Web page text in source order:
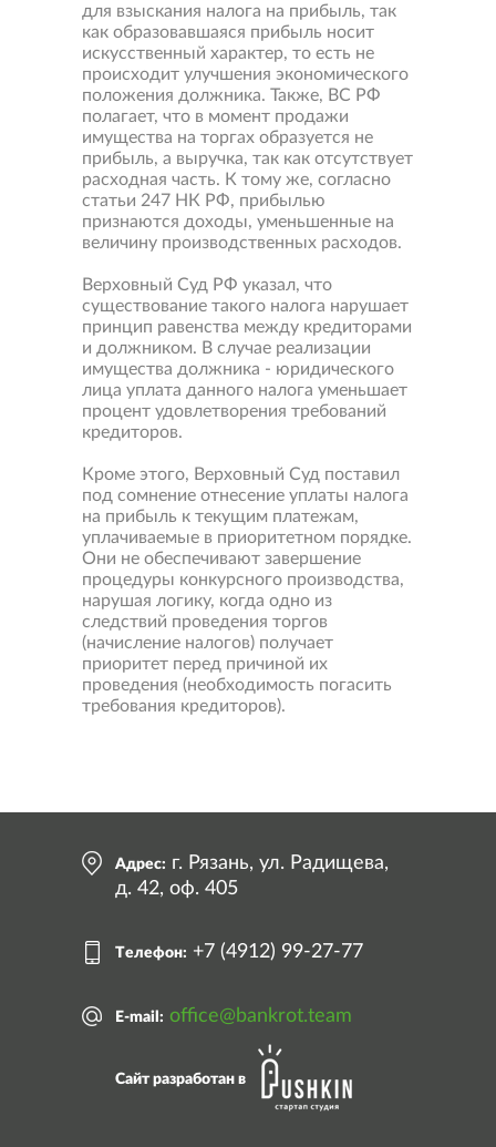
для взыскания налога на прибыль, так
как образовавшаяся прибыль носит
искусственный характер, то есть не
происходит улучшения экономического
положения должника. Также, ВС РФ
полагает, что в момент продажи
имущества на торгах образуется не
прибыль, а выручка, так как отсутствует
расходная часть. К тому же, согласно
статьи 247 НК РФ, прибылью
признаются доходы, уменьшенные на
величину производственных расходов.
Верховный Суд РФ указал, что
существование такого налога нарушает
принцип равенства между кредиторами
и должником. В случае реализации
имущества должника - юридического
лица уплата данного налога уменьшает
процент удовлетворения требований
кредиторов.
Кроме этого, Верховный Суд поставил
под сомнение отнесение уплаты налога
на прибыль к текущим платежам,
уплачиваемые в приоритетном порядке.
Они не обеспечивают завершение
процедуры конкурсного производства,
нарушая логику, когда одно из
следствий проведения торгов
(начисление налогов) получает
приоритет перед причиной их
проведения (необходимость погасить
требования кредиторов).
Адрес: г. Рязань, ул. Радищева,
д. 42, оф. 405
Телефон: +7 (4912) 99-27-77
E-mail: office@bankrot.team
Сайт разработан в